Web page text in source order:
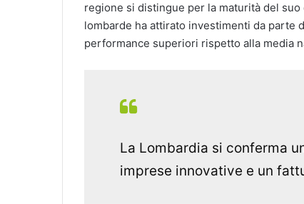
regione si distingue per la maturità del
lombarde ha attirato investimenti da parte
performance superiori rispetto alla media
La Lombardia si conferma
imprese innovative e un